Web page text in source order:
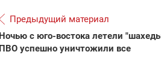
Предыдущий материал
Ночью с юго-востока летели
ПВО успешно уничтожили все